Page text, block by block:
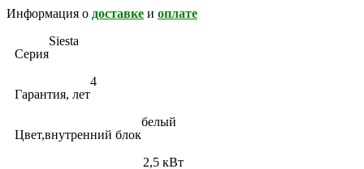
Информация о доставке и оплате
Серия
Siesta
Гарантия, лет
4
Цвет,внутренний блок
белый
2,5 кВт